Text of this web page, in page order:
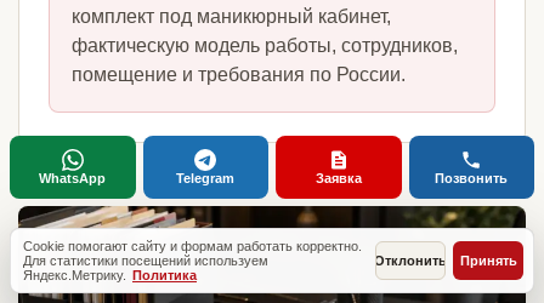
комплект под маникюрный кабинет,
фактическую модель работы, сотрудников,
помещение и требования по России.
Cookie помогают сайту и формам работать корректно.
Для статистики посещений используем
Яндекс.Метрику. Политика
Отклонить Принять
WhatsApp Telegram Заявка Позвонить